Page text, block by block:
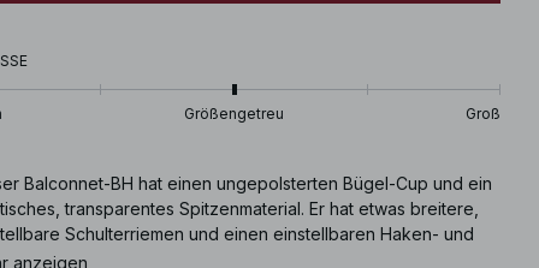
Größengetreu Groß
Balconnet-BH hat einen ungepolsterten Bügel-Cup und ein
transparentes Spitzenmaterial. Er hat etwas breitere,
Schulterriemen und einen einstellbaren Haken- und
auf der Rückseite. Dieser Balconnet-BH ist in
anzeigen